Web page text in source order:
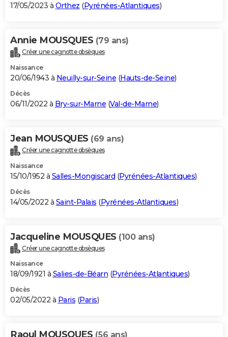
17/05/2023 à Orthez (Pyrénées-Atlantiques)
Annie MOUSQUES (79 ans)
Créer une cagnotte obsèques
Naissance
20/06/1943 à Neuilly-sur-Seine (Hauts-de-Seine)
Décès
06/11/2022 à Bry-sur-Marne (Val-de-Marne)
Jean MOUSQUES (69 ans)
Créer une cagnotte obsèques
Naissance
15/10/1952 à Salles-Mongiscard (Pyrénées-Atlantiques)
Décès
14/05/2022 à Saint-Palais (Pyrénées-Atlantiques)
Jacqueline MOUSQUES (100 ans)
Créer une cagnotte obsèques
Naissance
18/09/1921 à Salies-de-Béarn (Pyrénées-Atlantiques)
Décès
02/05/2022 à Paris (Paris)
Raoul MOUSQUES (56 ans)